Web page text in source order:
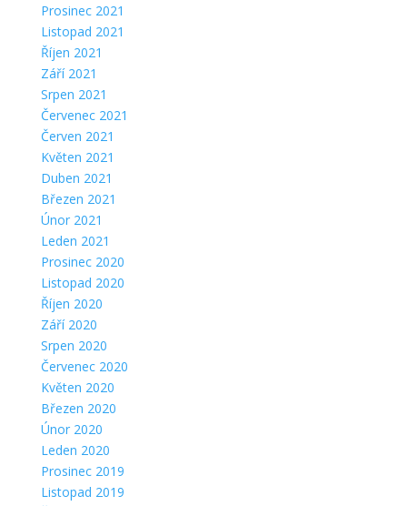
Prosinec 2021
Listopad 2021
Říjen 2021
Září 2021
Srpen 2021
Červenec 2021
Červen 2021
Květen 2021
Duben 2021
Březen 2021
Únor 2021
Leden 2021
Prosinec 2020
Listopad 2020
Říjen 2020
Září 2020
Srpen 2020
Červenec 2020
Květen 2020
Březen 2020
Únor 2020
Leden 2020
Prosinec 2019
Listopad 2019